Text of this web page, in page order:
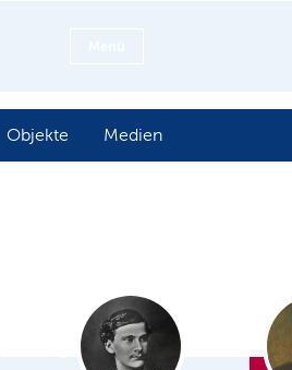
Objekte Medien